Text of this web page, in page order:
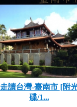
走讀台灣-臺南市 [附
碟/1...